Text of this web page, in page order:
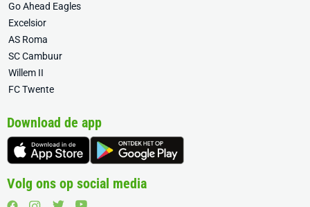
Go Ahead Eagles
Excelsior
AS Roma
SC Cambuur
Willem II
FC Twente
Download de app
Volg ons op social media